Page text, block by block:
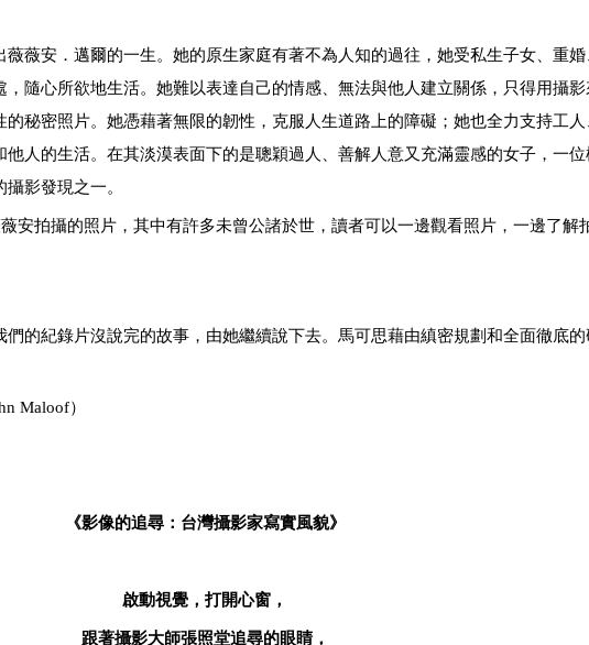
薇薇安．邁爾的一生。她的原生家庭有著不為人知的過往，她受私生子女、重
隨心所欲地生活。她難以表達自己的情感、無法與他人建立關係，只得用攝影
秘密照片。她憑藉著無限的韌性，克服人生道路上的障礙；她也全力支持工
人的生活。在其淡漠表面下的是聰穎過人、善解人意又充滿靈感的女子，一
影發現之一。
安拍攝的照片，其中有許多未曾公諸於世，讀者可以一邊觀看照片，一邊了解
們的紀錄片沒說完的故事，由她繼續說下去。馬可思藉由縝密規劃和全面徹底
Maloof）
《影像的追尋：台灣攝影家寫實風貌》
啟動視覺，打開心窗，
跟著攝影大師張照堂追尋的眼睛，